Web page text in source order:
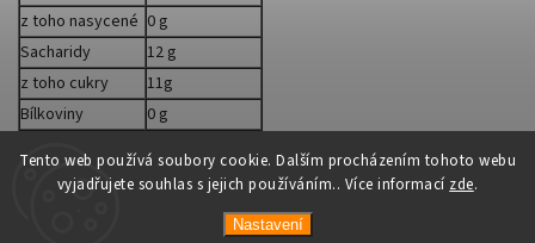
Tento web používá soubory cookie. Dalším procházením tohoto webu
vyjadřujete souhlas s jejich používáním.. Více informací zde.
Nastavení
z toho nasycené 0 g
Sacharidy
12 g
z toho cukry
11g
Bílkoviny
0 g